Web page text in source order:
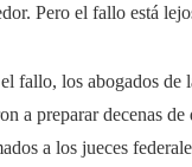
Pero el fallo está
fallo, los abogados
a preparar decenas
a los jueces